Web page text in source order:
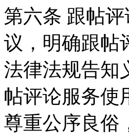
第六条 跟帖
议，明确跟帖
法律法规告知
帖评论服务使
尊重公序良俗